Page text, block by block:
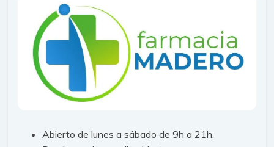
Abierto de lunes a sábado de 9h a 21h.